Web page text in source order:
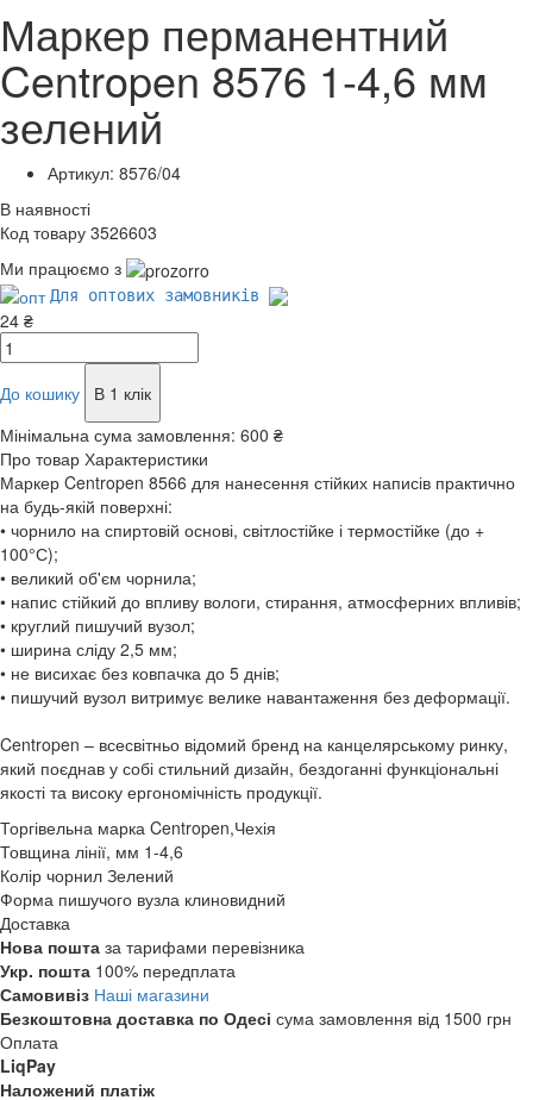
Маркер перманентний
Centropen 8576 1-4,6 мм
зелений
Артикул: 8576/04
В наявності
Код товару 3526603
Ми працюємо з
Для оптових замовників
24 ₴
До кошику
В 1 клік
Мінімальна сума замовлення: 600 ₴
Про товар Характеристики
Маркер Centropen 8566 для нанесення стійких написів практично
на будь-якій поверхні:
• чорнило на спиртовій основі, світлостійке і термостійке (до +
100°С);
• великий об'єм чорнила;
• напис стійкий до впливу вологи, стирання, атмосферних впливів;
• круглий пишучий вузол;
• ширина сліду 2,5 мм;
• не висихає без ковпачка до 5 днів;
• пишучий вузол витримує велике навантаження без деформації.
Centropen – всесвітньо відомий бренд на канцелярському ринку,
який поєднав у собі стильний дизайн, бездоганні функціональні
якості та високу ергономічність продукції.
Торгівельна марка Centropen,Чехія
Товщина лінії, мм 1-4,6
Колір чорнил Зелений
Форма пишучого вузла клиновидний
Доставка
Нова пошта за тарифами перевізника
Укр. пошта 100% передплата
Самовивіз Наші магазини
Безкоштовна доставка по Одесі сума замовлення від 1500 грн
Оплата
LiqPay
Наложений платіж